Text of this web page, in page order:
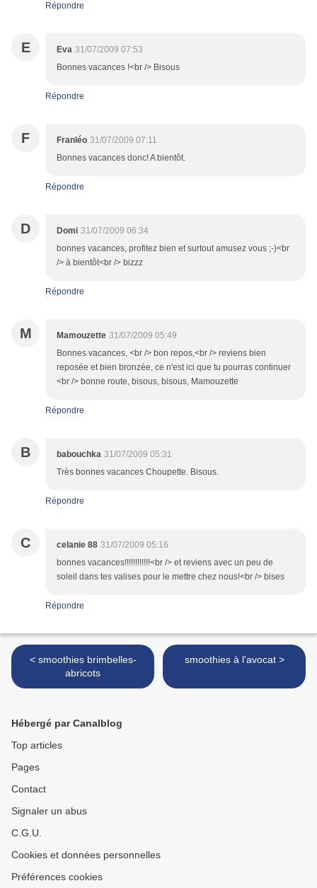
Répondre
E Eva 31/07/2009 07:53
Bonnes vacances !<br /> Bisous
Répondre
F Franléo 31/07/2009 07:11
Bonnes vacances donc! A bientôt.
Répondre
D Domi 31/07/2009 06:34
bonnes vacances, profitez bien et surtout amusez vous ;-)<br
/> à bientôt<br /> bizzz
Répondre
M Mamouzette 31/07/2009 05:49
Bonnes vacances, <br /> bon repos,<br /> reviens bien
reposée et bien bronzée, ce n'est ici que tu pourras continuer
<br /> bonne route, bisous, bisous, Mamouzette
Répondre
B babouchka 31/07/2009 05:31
Très bonnes vacances Choupette. Bisous.
Répondre
C celanie 88 31/07/2009 05:16
bonnes vacances!!!!!!!!!!!!<br /> et reviens avec un peu de
soleil dans tes valises pour le mettre chez nous!<br /> bises
Répondre
< smoothies brimbelles-
abricots
smoothies à l'avocat >
Hébergé par Canalblog
Top articles
Pages
Contact
Signaler un abus
C.G.U.
Cookies et données personnelles
Préférences cookies